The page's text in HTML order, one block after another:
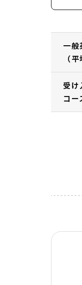
一般
（平
受け
コー